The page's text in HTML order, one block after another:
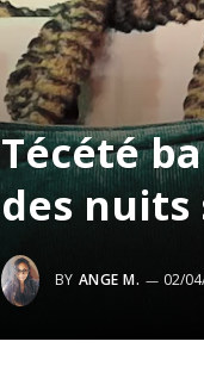
Técété
des nuits
BY ANGE M. 02/